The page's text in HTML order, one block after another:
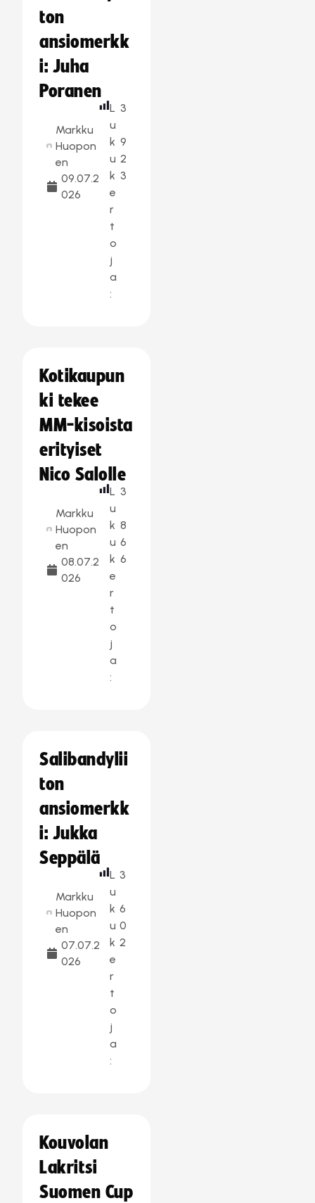
ton
ansiomerkk
i: Juha
Poranen
Markku
Huopon
en
09.07.2
026
L
u
k
u
k
e
r
t
o
j
a
:
3
9
2
3
Kotikaupun
ki tekee
MM-kisoista
erityiset
Nico Salolle
Markku
Huopon
en
08.07.2
026
L
u
k
u
k
e
r
t
o
j
a
:
3
8
6
6
Salibandylii
ton
ansiomerkk
i: Jukka
Seppälä
Markku
Huopon
en
07.07.2
026
L
u
k
u
k
e
r
t
o
j
a
:
3
6
0
2
Kouvolan
Lakritsi
Suomen Cup